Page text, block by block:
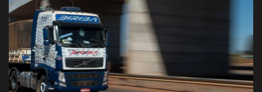
4
Logística medicinal
5
Geral
Transporte com saúde